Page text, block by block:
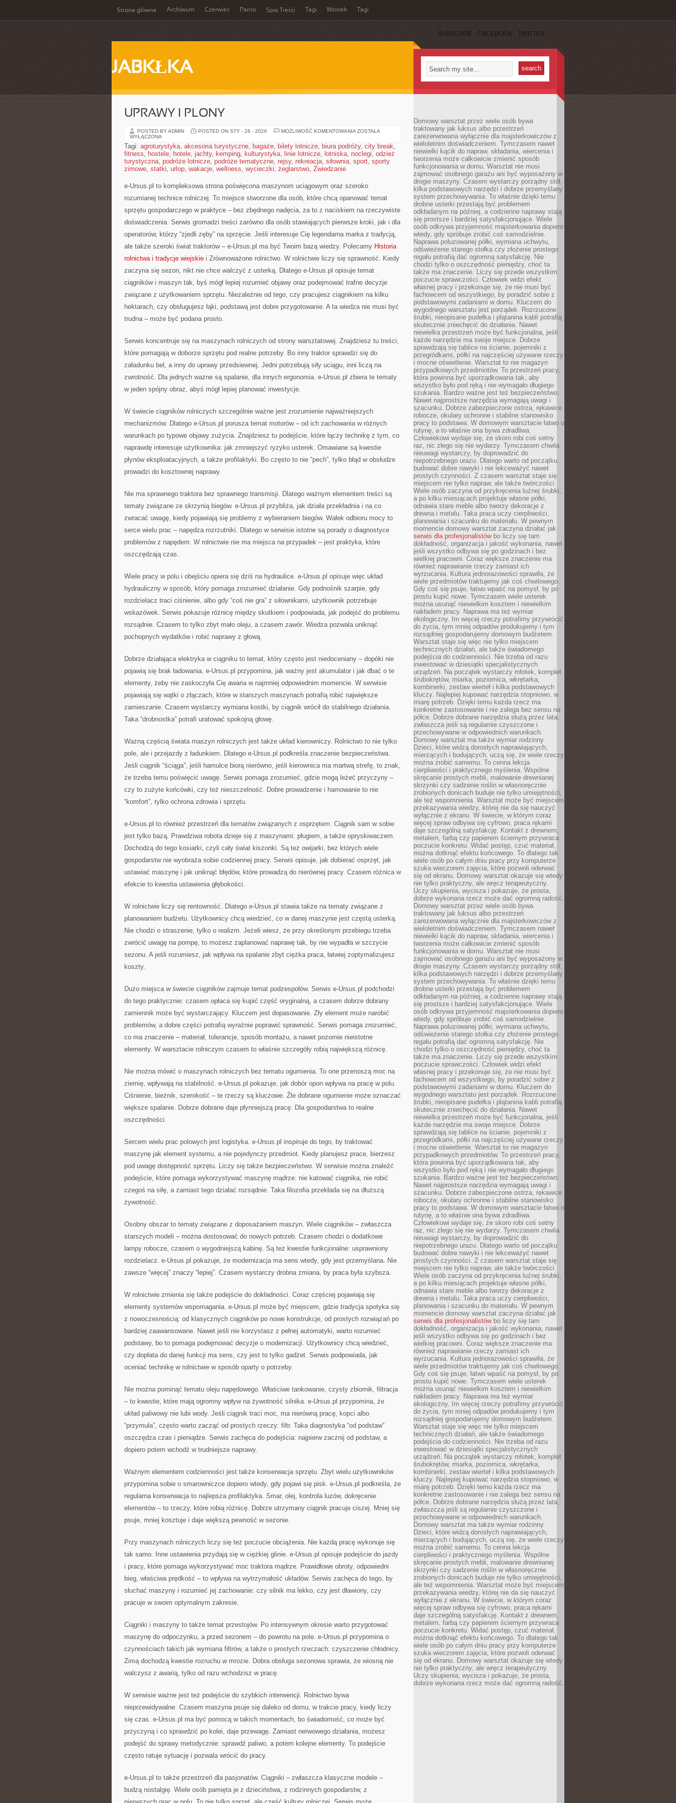
Strona główna Archiwum Czerwiec Parno Spis Treści Tagi Wtorek Tagi
SUBSCRIBE FACEBOOK TWITTER
JABKŁKA
UPRAWY I PLONY
POSTED BY ADMIN POSTED ON STY - 26 - 2026 MOŻLIWOŚĆ KOMENTOWANIA UPRAWY
ZOSTAŁA
WYŁĄCZONA
Tagi: agroturystyka, akcesoria turystyczne, bagaże, bilety lotnicze, biura podróży, city break,
fitness, hostele, hotele, jachty, kemping, kulturystyka, linie lotnicze, lotniska, noclegi, odzież
turystyczna, podróże lotnicze, podróże tematyczne, rejsy, rekreacja, siłownia, sport, sporty
zimowe, statki, urlop, wakacje, wellness, wycieczki, żeglarstwo, Zwiedzanie
e-Ursus.pl to kompleksowa strona poświęcona maszynom uciągowym oraz szeroko
rozumianej technice rolniczej. To miejsce stworzone dla osób, które chcą opanować temat
sprzętu gospodarczego w praktyce – bez zbędnego nadęcia, za to z naciskiem na rzeczywiste
doświadczenia. Serwis gromadzi treści zarówno dla osób stawiających pierwsze kroki, jak i dla
operatorów, którzy “zjedli zęby” na sprzęcie. Jeśli interesuje Cię legendarna marka z tradycją,
ale także szeroki świat traktorów – e-Ursus.pl ma być Twoim bazą wiedzy. Polecamy Historia
rolnictwa i tradycje wiejskie i Zrównoważone rolnictwo. W rolnictwie liczy się sprawność. Kiedy
zaczyna się sezon, nikt nie chce walczyć z usterką. Dlatego e-Ursus.pl opisuje temat
ciągników i maszyn tak, byś mógł lepiej rozumieć objawy oraz podejmować trafne decyzje
związane z użytkowaniem sprzętu. Niezależnie od tego, czy pracujesz ciągnikiem na kilku
hektarach, czy obsługujesz łąki, podstawą jest dobre przygotowanie. A ta wiedza nie musi być
trudna – może być podana prosto.
Serwis koncentruje się na maszynach rolniczych od strony warsztatowej. Znajdziesz tu treści,
które pomagają w doborze sprzętu pod realne potrzeby. Bo inny traktor sprawdzi się do
załadunku bel, a inny do uprawy przedsiewnej. Jedni potrzebują siły uciągu, inni liczą na
zwrotność. Dla jednych ważne są spalanie, dla innych ergonomia. e-Ursus.pl zbiera te tematy
w jeden spójny obraz, abyś mógł lepiej planować inwestycje.
W świecie ciągników rolniczych szczególnie ważne jest zrozumienie najważniejszych
mechanizmów. Dlatego e-Ursus.pl porusza temat motorów – od ich zachowania w różnych
warunkach po typowe objawy zużycia. Znajdziesz tu podejście, które łączy technikę z tym, co
naprawdę interesuje użytkownika: jak zmniejszyć ryzyko usterek. Omawiane są kwestie
płynów eksploatacyjnych, a także profilaktyki. Bo często to nie “pech”, tylko błąd w obsłudze
prowadzi do kosztownej naprawy.
Nie ma sprawnego traktora bez sprawnego transmisji. Dlatego ważnym elementem treści są
tematy związane ze skrzynią biegów. e-Ursus.pl przybliża, jak działa przekładnia i na co
zwracać uwagę, kiedy pojawiają się problemy z wybieraniem biegów. Wałek odbioru mocy to
serce wielu prac – napędza rozrzutniki. Dlatego w serwisie istotne są porady o diagnostyce
problemów z napędem. W rolnictwie nie ma miejsca na przypadek – jest praktyka, które
oszczędzają czas.
Wiele pracy w polu i obejściu opiera się dziś na hydraulice. e-Ursus.pl opisuje więc układ
hydrauliczny w sposób, który pomaga zrozumieć działanie. Gdy podnośnik szarpie, gdy
rozdzielacz traci ciśnienie, albo gdy “coś nie gra” z siłownikami, użytkownik potrzebuje
wskazówek. Serwis pokazuje różnicę między skutkiem i podpowiada, jak podejść do problemu
rozsądnie. Czasem to tylko zbyt mało oleju, a czasem zawór. Wiedza pozwala uniknąć
pochopnych wydatków i robić naprawy z głową.
Dobrze działająca elektryka w ciągniku to temat, który często jest niedoceniany – dopóki nie
pojawią się brak ładowania. e-Ursus.pl przypomina, jak ważny jest akumulator i jak dbać o te
elementy, żeby nie zaskoczyła Cię awaria w najmniej odpowiednim momencie. W serwisie
pojawiają się wątki o złączach, które w starszych maszynach potrafią robić największe
zamieszanie. Czasem wystarczy wymiana kostki, by ciągnik wrócił do stabilnego działania.
Taka “drobnostka” potrafi uratować spokojną głowę.
Ważną częścią świata maszyn rolniczych jest także układ kierowniczy. Rolnictwo to nie tylko
pole, ale i przejazdy z ładunkiem. Dlatego e-Ursus.pl podkreśla znaczenie bezpieczeństwa.
Jeśli ciągnik “ściąga”, jeśli hamulce biorą nierówno, jeśli kierownica ma martwą strefę, to znak,
że trzeba temu poświęcić uwagę. Serwis pomaga zrozumieć, gdzie mogą leżeć przyczyny –
czy to zużyte końcówki, czy też nieszczelność. Dobre prowadzenie i hamowanie to nie
“komfort”, tylko ochrona zdrowia i sprzętu.
e-Ursus.pl to również przestrzeń dla tematów związanych z osprzętem. Ciągnik sam w sobie
jest tylko bazą. Prawdziwa robota dzieje się z maszynami: pługiem, a także opryskiwaczem.
Dochodzą do tego kosiarki, czyli cały świat kiszonki. Są też owijarki, bez których wiele
gospodarstw nie wyobraża sobie codziennej pracy. Serwis opisuje, jak dobierać osprzęt, jak
ustawiać maszynę i jak uniknąć błędów, które prowadzą do nierównej pracy. Czasem różnica w
efekcie to kwestia ustawienia głębokości.
W rolnictwie liczy się rentowność. Dlatego e-Ursus.pl stawia także na tematy związane z
planowaniem budżetu. Użytkownicy chcą wiedzieć, co w danej maszynie jest częstą usterką.
Nie chodzi o straszenie, tylko o realizm. Jeżeli wiesz, że przy określonym przebiegu trzeba
zwrócić uwagę na pompę, to możesz zaplanować naprawę tak, by nie wypadła w szczycie
sezonu. A jeśli rozumiesz, jak wpływa na spalanie zbyt ciężka praca, łatwiej zoptymalizujesz
koszty.
Dużo miejsca w świecie ciągników zajmuje temat podzespołów. Serwis e-Ursus.pl podchodzi
do tego praktycznie: czasem opłaca się kupić część oryginalną, a czasem dobrze dobrany
zamiennik może być wystarczający. Kluczem jest dopasowanie. Zły element może narobić
problemów, a dobre części potrafią wyraźnie poprawić sprawność. Serwis pomaga zrozumieć,
co ma znaczenie – materiał, tolerancje, sposób montażu, a nawet pozornie nieistotne
elementy. W warsztacie rolniczym czasem to właśnie szczegóły robią największą różnicę.
Nie można mówić o maszynach rolniczych bez tematu ogumienia. To one przenoszą moc na
ziemię, wpływają na stabilność. e-Ursus.pl pokazuje, jak dobór opon wpływa na pracę w polu.
Ciśnienie, bieżnik, szerokość – te rzeczy są kluczowe. Źle dobrane ogumienie może oznaczać
większe spalanie. Dobrze dobrane daje płynniejszą pracę. Dla gospodarstwa to realne
oszczędności.
Sercem wielu prac polowych jest logistyka. e-Ursus.pl inspiruje do tego, by traktować
maszynę jak element systemu, a nie pojedynczy przedmiot. Kiedy planujesz prace, bierzesz
pod uwagę dostępność sprzętu. Liczy się także bezpieczeństwo. W serwisie można znaleźć
podejście, które pomaga wykorzystywać maszynę mądrze: nie katować ciągnika, nie robić
czegoś na siłę, a zamiast tego działać rozsądnie. Taka filozofia przekłada się na dłuższą
żywotność.
Osobny obszar to tematy związane z doposażaniem maszyn. Wiele ciągników – zwłaszcza
starszych modeli – można dostosować do nowych potrzeb. Czasem chodzi o dodatkowe
lampy robocze, czasem o wygodniejszą kabinę. Są też kwestie funkcjonalne: usprawniony
rozdzielacz. e-Ursus.pl pokazuje, że modernizacja ma sens wtedy, gdy jest przemyślana. Nie
zawsze “więcej” znaczy “lepiej”. Czasem wystarczy drobna zmiana, by praca była szybsza.
W rolnictwie zmienia się także podejście do dokładności. Coraz częściej pojawiają się
elementy systemów wspomagania. e-Ursus.pl może być miejscem, gdzie tradycja spotyka się
z nowoczesnością: od klasycznych ciągników po nowe konstrukcje, od prostych rozwiązań po
bardziej zaawansowane. Nawet jeśli nie korzystasz z pełnej automatyki, warto rozumieć
podstawy, bo to pomaga podejmować decyzje o modernizacji. Użytkownicy chcą wiedzieć,
czy dopłata do danej funkcji ma sens, czy jest to tylko gadżet. Serwis podpowiada, jak
oceniać technikę w rolnictwie w sposób oparty o potrzeby.
Nie można pominąć tematu oleju napędowego. Właściwe tankowanie, czysty zbiornik, filtracja
– to kwestie, które mają ogromny wpływ na żywotność silnika. e-Ursus.pl przypomina, że
układ paliwowy nie lubi wody. Jeśli ciągnik traci moc, ma nierówną pracę, kopci albo
“przymula”, często warto zacząć od prostych rzeczy: filtr. Taka diagnostyka “od podstaw”
oszczędza czas i pieniądze. Serwis zachęca do podejścia: najpierw zacznij od podstaw, a
dopiero potem wchodź w trudniejsze naprawy.
Ważnym elementem codzienności jest także konserwacja sprzętu. Zbyt wielu użytkowników
przypomina sobie o smarowniczce dopiero wtedy, gdy pojawi się pisk. e-Ursus.pl podkreśla, że
regularna konserwacja to najlepsza profilaktyka. Smar, olej, kontrola luzów, dokręcenie
elementów – to rzeczy, które robią różnicę. Dobrze utrzymany ciągnik pracuje ciszej. Mniej się
psuje, mniej kosztuje i daje większą pewność w sezonie.
Przy maszynach rolniczych liczy się też poczucie obciążenia. Nie każdą pracę wykonuje się
tak samo. Inne ustawienia przydają się w ciężkiej glinie. e-Ursus.pl opisuje podejście do jazdy
i pracy, które pomaga wykorzystywać moc traktora mądrze. Prawidłowe obroty, odpowiedni
bieg, właściwa prędkość – to wpływa na wytrzymałość układów. Serwis zachęca do tego, by
słuchać maszyny i rozumieć jej zachowanie: czy silnik ma lekko, czy jest dławiony, czy
pracuje w swoim optymalnym zakresie.
Ciągniki i maszyny to także temat przestojów. Po intensywnym okresie warto przygotować
maszynę do odpoczynku, a przed sezonem – do powrotu na pole. e-Ursus.pl przypomina o
czynnościach takich jak wymiana filtrów, a także o prostych rzeczach: czyszczenie chłodnicy.
Zimą dochodzą kwestie rozruchu w mrozie. Dobra obsługa sezonowa sprawia, że wiosną nie
walczysz z awarią, tylko od razu wchodzisz w pracę.
W serwisie ważne jest też podejście do szybkich interwencji. Rolnictwo bywa
nieprzewidywalne. Czasem maszyna psuje się daleko od domu, w trakcie pracy, kiedy liczy
się czas. e-Ursus.pl ma być pomocą w takich momentach, bo świadomość, co może być
przyczyną i co sprawdzić po kolei, daje przewagę. Zamiast nerwowego działania, możesz
podejść do sprawy metodycznie: sprawdź paliwo, a potem kolejne elementy. To podejście
często ratuje sytuację i pozwala wrócić do pracy.
e-Ursus.pl to także przestrzeń dla pasjonatów. Ciągniki – zwłaszcza klasyczne modele –
budzą nostalgię. Wiele osób pamięta je z dzieciństwa, z rodzinnych gospodarstw, z
Domowy warsztat przez wiele osób bywa
traktowany jak luksus albo przestrzeń
zarezerwowana wyłącznie dla majsterkowiczów z
wieloletnim doświadczeniem. Tymczasem nawet
niewielki kącik do napraw, składania, wiercenia i
tworzenia może całkowicie zmienić sposób
funkcjonowania w domu. Warsztat nie musi
zajmować osobnego garażu ani być wyposażony w
drogie maszyny. Czasem wystarczy porządny stół,
kilka podstawowych narzędzi i dobrze przemyślany
system przechowywania. To właśnie dzięki temu
drobne usterki przestają być problemem
odkładanym na później, a codzienne naprawy stają
się prostsze i bardziej satysfakcjonujące. Wiele
osób odkrywa przyjemność majsterkowania dopiero
wtedy, gdy spróbuje zrobić coś samodzielnie.
Naprawa poluzowanej półki, wymiana uchwytu,
odświeżenie starego stołka czy złożenie prostego
regału potrafią dać ogromną satysfakcję. Nie
chodzi tylko o oszczędność pieniędzy, choć ta
także ma znaczenie. Liczy się przede wszystkim
poczucie sprawczości. Człowiek widzi efekt
własnej pracy i przekonuje się, że nie musi być
fachowcem od wszystkiego, by poradzić sobie z
podstawowymi zadaniami w domu. Kluczem do
wygodnego warsztatu jest porządek. Rozrzucone
śrubki, nieopisane pudełka i plątanina kabli potrafią
skutecznie zniechęcić do działania. Nawet
niewielka przestrzeń może być funkcjonalna, jeśli
każde narzędzie ma swoje miejsce. Dobrze
sprawdzają się tablice na ścianie, pojemniki z
przegródkami, półki na najczęściej używane rzeczy
i mocne oświetlenie. Warsztat to nie magazyn
przypadkowych przedmiotów. To przestrzeń pracy,
która powinna być uporządkowana tak, aby
wszystko było pod ręką i nie wymagało długiego
szukania. Bardzo ważne jest też bezpieczeństwo.
Nawet najprostsze narzędzia wymagają uwagi i
szacunku. Dobrze zabezpieczone ostrza, rękawice
robocze, okulary ochronne i stabilne stanowisko
pracy to podstawa. W domowym warsztacie łatwo o
rutynę, a to właśnie ona bywa zdradliwa.
Człowiekowi wydaje się, że skoro robi coś setny
raz, nic złego się nie wydarzy. Tymczasem chwila
nieuwagi wystarczy, by doprowadzić do
niepotrzebnego urazu. Dlatego warto od początku
budować dobre nawyki i nie lekceważyć nawet
prostych czynności. Z czasem warsztat staje się
miejscem nie tylko napraw, ale także twórczości.
Wiele osób zaczyna od przykręcenia luźnej śrubki,
a po kilku miesiącach projektuje własne półki,
odnawia stare meble albo tworzy dekoracje z
drewna i metalu. Taka praca uczy cierpliwości,
planowania i szacunku do materiału. W pewnym
momencie domowy warsztat zaczyna działać jak
serwis dla profesjonalistówbo liczy się tam
dokładność, organizacja i jakość wykonania, nawet
jeśli wszystko odbywa się po godzinach i bez
wielkiej pracowni. Coraz większe znaczenie ma
również naprawianie rzeczy zamiast ich
wyrzucania. Kultura jednorazowości sprawiła, że
wiele przedmiotów traktujemy jak coś chwilowego.
Gdy coś się psuje, łatwo wpaść na pomysł, by po
prostu kupić nowe. Tymczasem wiele usterek
można usunąć niewielkim kosztem i niewielkim
nakładem pracy. Naprawa ma też wymiar
ekologiczny. Im więcej rzeczy potrafimy przywrócić
do życia, tym mniej odpadów produkujemy i tym
rozsądniej gospodarujemy domowym budżetem.
Warsztat staje się więc nie tylko miejscem
technicznych działań, ale także świadomego
podejścia do codzienności. Nie trzeba od razu
inwestować w dziesiątki specjalistycznych
urządzeń. Na początek wystarczy młotek, komplet
śrubokrętów, miarka, poziomica, wkrętarka,
kombinerki, zestaw wierteł i kilka podstawowych
kluczy. Najlepiej kupować narzędzia stopniowo, w
miarę potrzeb. Dzięki temu każda rzecz ma
konkretne zastosowanie i nie zalega bez sensu na
półce. Dobrze dobrane narzędzia służą przez lata,
zwłaszcza jeśli są regularnie czyszczone i
przechowywane w odpowiednich warunkach.
Domowy warsztat ma także wymiar rodzinny.
Dzieci, które widzą dorosłych naprawiających,
mierzących i budujących, uczą się, że wiele rzeczy
można zrobić samemu. To cenna lekcja
cierpliwości i praktycznego myślenia. Wspólne
skręcanie prostych mebli, malowanie drewnianej
skrzynki czy sadzenie roślin w własnoręcznie
zrobionych donicach buduje nie tylko umiejętności,
ale też wspomnienia. Warsztat może być miejscem
przekazywania wiedzy, której nie da się nauczyć
wyłącznie z ekranu. W świecie, w którym coraz
więcej spraw odbywa się cyfrowo, praca rękami
daje szczególną satysfakcję. Kontakt z drewnem,
metalem, farbą czy papierem ściernym przywraca
poczucie konkretu. Widać postęp, czuć materiał,
można dotknąć efektu końcowego. To dlatego tak
wiele osób po całym dniu pracy przy komputerze
szuka wieczorem zajęcia, które pozwoli oderwać
się od ekranu. Domowy warsztat okazuje się wtedy
nie tylko praktyczny, ale wręcz terapeutyczny.
Uczy skupienia, wycisza i pokazuje, że prosta,
dobrze wykonana rzecz może dać ogromną radość.
Domowy warsztat przez wiele osób bywa
traktowany jak luksus albo przestrzeń
zarezerwowana wyłącznie dla majsterkowiczów z
wieloletnim doświadczeniem. Tymczasem nawet
niewielki kącik do napraw, składania, wiercenia i
tworzenia może całkowicie zmienić sposób
funkcjonowania w domu. Warsztat nie musi
zajmować osobnego garażu ani być wyposażony w
drogie maszyny. Czasem wystarczy porządny stół,
kilka podstawowych narzędzi i dobrze przemyślany
system przechowywania. To właśnie dzięki temu
drobne usterki przestają być problemem
odkładanym na później, a codzienne naprawy stają
się prostsze i bardziej satysfakcjonujące. Wiele
osób odkrywa przyjemność majsterkowania dopiero
wtedy, gdy spróbuje zrobić coś samodzielnie.
Naprawa poluzowanej półki, wymiana uchwytu,
odświeżenie starego stołka czy złożenie prostego
regału potrafią dać ogromną satysfakcję. Nie
chodzi tylko o oszczędność pieniędzy, choć ta
także ma znaczenie. Liczy się przede wszystkim
poczucie sprawczości. Człowiek widzi efekt
własnej pracy i przekonuje się, że nie musi być
fachowcem od wszystkiego, by poradzić sobie z
podstawowymi zadaniami w domu. Kluczem do
wygodnego warsztatu jest porządek. Rozrzucone
śrubki, nieopisane pudełka i plątanina kabli potrafią
skutecznie zniechęcić do działania. Nawet
niewielka przestrzeń może być funkcjonalna, jeśli
każde narzędzie ma swoje miejsce. Dobrze
sprawdzają się tablice na ścianie, pojemniki z
przegródkami, półki na najczęściej używane rzeczy
i mocne oświetlenie. Warsztat to nie magazyn
przypadkowych przedmiotów. To przestrzeń pracy,
która powinna być uporządkowana tak, aby
wszystko było pod ręką i nie wymagało długiego
szukania. Bardzo ważne jest też bezpieczeństwo.
Nawet najprostsze narzędzia wymagają uwagi i
szacunku. Dobrze zabezpieczone ostrza, rękawice
robocze, okulary ochronne i stabilne stanowisko
pracy to podstawa. W domowym warsztacie łatwo o
rutynę, a to właśnie ona bywa zdradliwa.
Człowiekowi wydaje się, że skoro robi coś setny
raz, nic złego się nie wydarzy. Tymczasem chwila
nieuwagi wystarczy, by doprowadzić do
niepotrzebnego urazu. Dlatego warto od początku
budować dobre nawyki i nie lekceważyć nawet
prostych czynności. Z czasem warsztat staje się
miejscem nie tylko napraw, ale także twórczości.
Wiele osób zaczyna od przykręcenia luźnej śrubki,
a po kilku miesiącach projektuje własne półki,
odnawia stare meble albo tworzy dekoracje z
drewna i metalu. Taka praca uczy cierpliwości,
planowania i szacunku do materiału. W pewnym
momencie domowy warsztat zaczyna działać jak
serwis dla profesjonalistówbo liczy się tam
dokładność, organizacja i jakość wykonania, nawet
jeśli wszystko odbywa się po godzinach i bez
wielkiej pracowni. Coraz większe znaczenie ma
również naprawianie rzeczy zamiast ich
wyrzucania. Kultura jednorazowości sprawiła, że
wiele przedmiotów traktujemy jak coś chwilowego.
Gdy coś się psuje, łatwo wpaść na pomysł, by po
prostu kupić nowe. Tymczasem wiele usterek
można usunąć niewielkim kosztem i niewielkim
nakładem pracy. Naprawa ma też wymiar
ekologiczny. Im więcej rzeczy potrafimy przywrócić
do życia, tym mniej odpadów produkujemy i tym
rozsądniej gospodarujemy domowym budżetem.
Warsztat staje się więc nie tylko miejscem
technicznych działań, ale także świadomego
podejścia do codzienności. Nie trzeba od razu
inwestować w dziesiątki specjalistycznych
urządzeń. Na początek wystarczy młotek, komplet
śrubokrętów, miarka, poziomica, wkrętarka,
kombinerki, zestaw wierteł i kilka podstawowych
kluczy. Najlepiej kupować narzędzia stopniowo, w
miarę potrzeb. Dzięki temu każda rzecz ma
konkretne zastosowanie i nie zalega bez sensu na
półce. Dobrze dobrane narzędzia służą przez lata,
zwłaszcza jeśli są regularnie czyszczone i
przechowywane w odpowiednich warunkach.
Domowy warsztat ma także wymiar rodzinny.
Dzieci, które widzą dorosłych naprawiających,
mierzących i budujących, uczą się, że wiele rzeczy
można zrobić samemu. To cenna lekcja
cierpliwości i praktycznego myślenia. Wspólne
skręcanie prostych mebli, malowanie drewnianej
skrzynki czy sadzenie roślin w własnoręcznie
zrobionych donicach buduje nie tylko umiejętności,
ale też wspomnienia. Warsztat może być miejscem
przekazywania wiedzy, której nie da się nauczyć
wyłącznie z ekranu. W świecie, w którym coraz
więcej spraw odbywa się cyfrowo, praca rękami
daje szczególną satysfakcję. Kontakt z drewnem,
metalem, farbą czy papierem ściernym przywraca
poczucie konkretu. Widać postęp, czuć materiał,
można dotknąć efektu końcowego. To dlatego tak
wiele osób po całym dniu pracy przy komputerze
szuka wieczorem zajęcia, które pozwoli oderwać
się od ekranu. Domowy warsztat okazuje się wtedy
nie tylko praktyczny, ale wręcz terapeutyczny.
Uczy skupienia, wycisza i pokazuje, że prosta,
dobrze wykonana rzecz może dać ogromną radość.